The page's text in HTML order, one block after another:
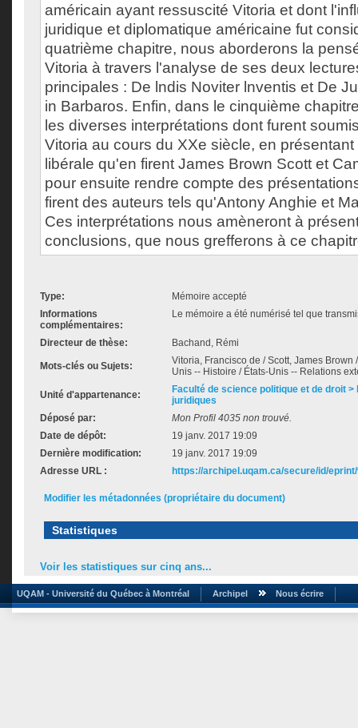
américain ayant ressuscité Vitoria et dont
juridique et diplomatique américaine fut
quatrième chapitre, nous aborderons la
Vitoria à travers l'analyse de ses deux
principales : De lndis Noviter lnventis et De
in Barbaros. Enfin, dans le cinquième
les diverses interprétations dont furent
Vitoria au cours du XXe siècle, en
libérale qu'en firent James Brown Scott et
pour ensuite rendre compte des
firent des auteurs tels qu'Antony Anghie et
Ces interprétations nous amèneront à
conclusions, que nous grefferons à ce
Type:
Mémoire accepté
Informations
complémentaires:
Le mémoire a été numérisé tel que
Directeur de thèse: Bachand, Rémi
Mots-clés ou Sujets:
Vitoria, Francisco de / Scott, James Brown
Unis -- Histoire / États-Unis -- Relations
Unité d'appartenance:
Faculté de science politique et de droit
juridiques
Déposé par:
Mon Profil 4035 non trouvé.
Date de dépôt:
19 janv. 2017 19:09
Dernière modification:
19 janv. 2017 19:09
Adresse URL :
https://archipel.uqam.ca/secure/id/
Modifier les métadonnées (propriétaire du document)
Statistiques
Voir les statistiques sur cinq ans...
UQAM - Université du Québec à Montréal Archipel Nous écrire